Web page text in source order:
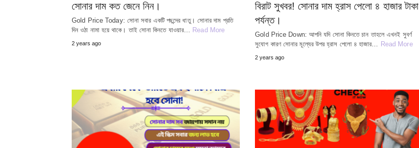
সোনার দাম কত জেনে নিন।
Gold Price Today: সোনা সবার একটি পছন্দের ধাতু। সোনার দাম প্রতি
দিন ওঠা নামা হয়ে থাকে। তাই সোনা কিনতে যাওয়ার… Read More
2 years ago
বিরাট সুখবর! সোনার দাম হ্রাস পেলো ৪ হাজার টাকা
পর্যন্ত।
Gold Price Down: আপনি যদি সোনা কিনতে চান তাহলে এখনই সুবর্ণ
সুযোগ কারণ সোনার মূল্যের উপর হ্রাস পেলো ৪ হাজার… Read More
2 years ago